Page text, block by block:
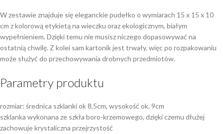
W zestawie znajduje się eleganckie pudełko o wymiarach 15 x 15 x 10
cm z kolorową etykietą na wieczku oraz ekologicznym, białym
wypełnieniem. Dzięki temu nie musisz niczego dopasowywać na
ostatnią chwilę. Z kolei sam kartonik jest trwały, więc po rozpakowaniu
może służyć do przechowywania drobnych przedmiotów.
Parametry produktu
rozmiar: średnica szklanki ok 8,5cm, wysokość ok. 9cm
szklanka wykonana ze szkła boro-krzemowego, dzięki czemu dłużej
zachowuje krystaliczna przejrzystość